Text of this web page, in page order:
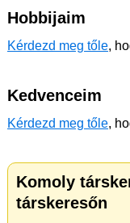
Hobbijaim
Kérdezd meg tőle,
Kedvenceim
Kérdezd meg tőle,
Komoly
társkeresőn